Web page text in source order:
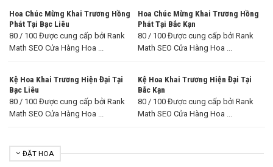
Hoa Chúc Mừng Khai Trương Hồng
Phát Tại Bạc Liêu
80 / 100 Được cung cấp bởi Rank
Math SEO Cửa Hàng Hoa ...
Hoa Chúc Mừng Khai Trương Hồng
Phát Tại Bắc Kạn
80 / 100 Được cung cấp bởi Rank
Math SEO Cửa Hàng Hoa ...
Kệ Hoa Khai Trương Hiện Đại Tại
Bạc Liêu
80 / 100 Được cung cấp bởi Rank
Math SEO Cửa Hàng Hoa ...
Kệ Hoa Khai Trương Hiện Đại Tại
Bắc Kạn
80 / 100 Được cung cấp bởi Rank
Math SEO Cửa Hàng Hoa ...
ĐẶT HOA